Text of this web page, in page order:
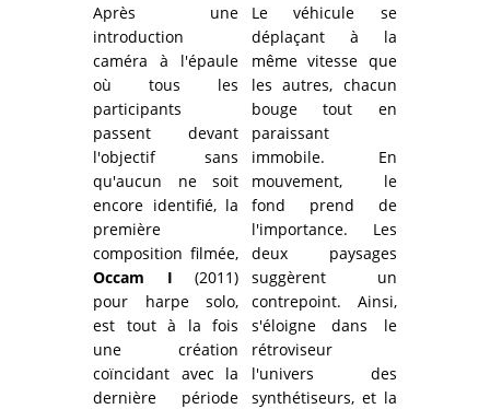
Après une
introduction
caméra à l'épaule
où tous les
participants
passent devant
l'objectif sans
qu'aucun ne soit
encore identifié, la
première
composition filmée,
Occam I (2011)
pour harpe solo,
est tout à la fois
une création
coïncidant avec la
dernière période
Le véhicule se
déplaçant à la
même vitesse que
les autres, chacun
bouge tout en
paraissant
immobile. En
mouvement, le
fond prend de
l'importance. Les
deux paysages
suggèrent un
contrepoint. Ainsi,
s'éloigne dans le
rétroviseur
l'univers des
synthétiseurs, et la